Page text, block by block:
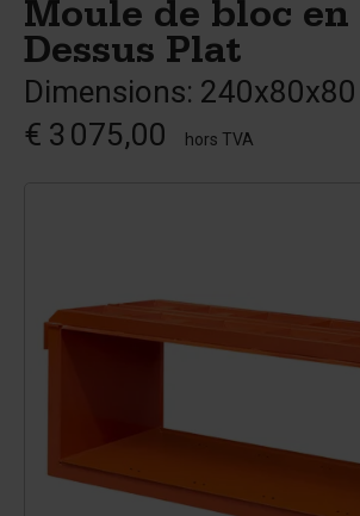
Moule de bloc en
Dessus Plat
Dimensions:
€ 3 075,00
hors TVA